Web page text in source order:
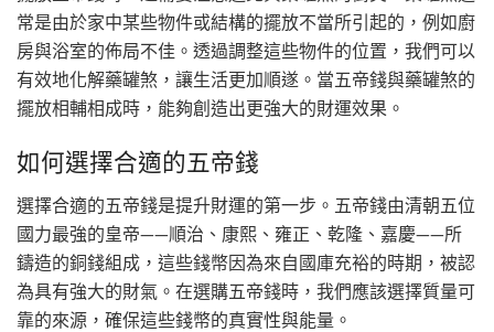
常是由於家中某些物件或結構的擺放不當所引起的，例如廚
房與浴室的佈局不佳。透過調整這些物件的位置，我們可以
有效地化解藥罐煞，讓生活更加順遂。當五帝錢與藥罐煞的
擺放相輔相成時，能夠創造出更強大的財運效果。
如何選擇合適的五帝錢
選擇合適的五帝錢是提升財運的第一步。五帝錢由清朝五位
國力最強的皇帝——順治、康熙、雍正、乾隆、嘉慶——所
鑄造的銅錢組成，這些錢幣因為來自國庫充裕的時期，被認
為具有強大的財氣。在選購五帝錢時，我們應該選擇質量可
靠的來源，確保這些錢幣的真實性與能量。